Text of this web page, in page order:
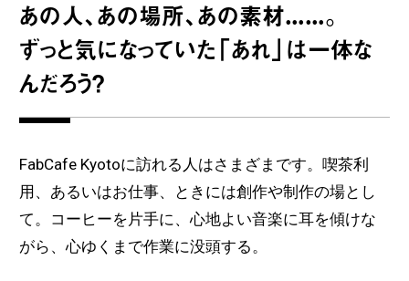
あの人、あの場所、あの素材……。
ずっと気になっていた「あれ」は一体な
んだろう？
FabCafe Kyotoに訪れる人はさまざまです。喫茶利
用、あるいはお仕事、ときには創作や制作の場とし
て。
コーヒーを片手に、心地よい音楽に耳を傾けな
がら、心ゆくまで作業に没頭する。